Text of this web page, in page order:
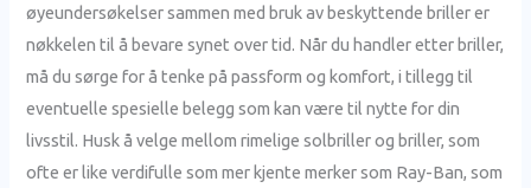
øyeundersøkelser sammen med bruk av beskyttende briller er
nøkkelen til å bevare synet over tid. Når du handler etter briller,
må du sørge for å tenke på passform og komfort, i tillegg til
eventuelle spesielle belegg som kan være til nytte for din
livsstil. Husk å velge mellom rimelige solbriller og briller, som
ofte er like verdifulle som mer kjente merker som Ray-Ban, som